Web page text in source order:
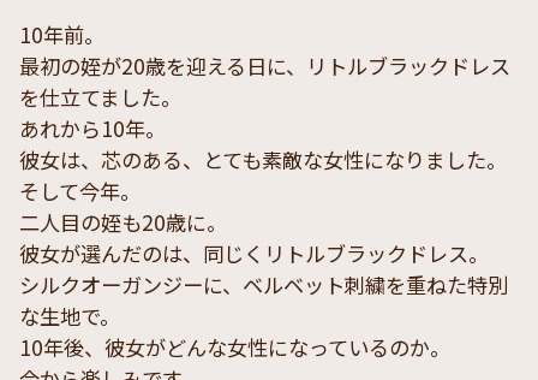
10年前。
最初の姪が20歳を迎える日に、リトルブラックドレス
を仕立てました。
あれから10年。
彼女は、芯のある、とても素敵な女性になりました。
そして今年。
二人目の姪も20歳に。
彼女が選んだのは、同じくリトルブラックドレス。
シルクオーガンジーに、ベルベット刺繍を重ねた特別
な生地で。
10年後、彼女がどんな女性になっているのか。